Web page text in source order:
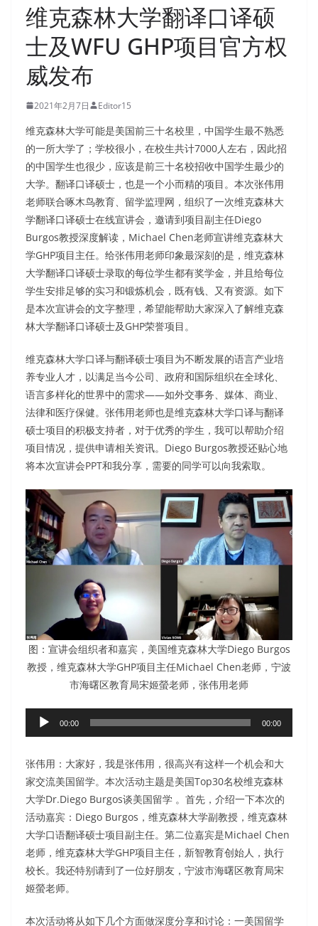
维克森林大学翻译口译硕
士及WFU GHP项目官方权
威发布
2021年2月7日 Editor15
维克森林大学可能是美国前三十名校里，中国学生最不熟悉
的一所大学了；学校很小，在校生共计7000人左右，因此招
的中国学生也很少，应该是前三十名校招收中国学生最少的
大学。翻译口译硕士，也是一个小而精的项目。本次张伟用
老师联合啄木鸟教育、留学监理网，组织了一次维克森林大
学翻译口译硕士在线宣讲会，邀请到项目副主任Diego
Burgos教授深度解读，Michael Chen老师宣讲维克森林大
学GHP项目主任。给张伟用老师印象最深刻的是，维克森林
大学翻译口译硕士录取的每位学生都有奖学金，并且给每位
学生安排足够的实习和锻炼机会，既有钱、又有资源。如下
是本次宣讲会的文字整理，希望能帮助大家深入了解维克森
林大学翻译口译硕士及GHP荣誉项目。
维克森林大学口译与翻译硕士项目为不断发展的语言产业培
养专业人才，以满足当今公司、政府和国际组织在全球化、
语言多样化的世界中的需求——如外交事务、媒体、商业、
法律和医疗保健。张伟用老师也是维克森林大学口译与翻译
硕士项目的积极支持者，对于优秀的学生，我可以帮助介绍
项目情况，提供申请相关资讯。Diego Burgos教授还贴心地
将本次宣讲会PPT和我分享，需要的同学可以向我索取。
图：宣讲会组织者和嘉宾，美国维克森林大学Diego Burgos
教授，维克森林大学GHP项目主任Michael Chen老师，宁波
市海曙区教育局宋姬螢老师，张伟用老师
频
放
器
00:00 00:00
张伟用：大家好，我是张伟用，很高兴有这样一个机会和大
家交流美国留学。本次活动主题是美国Top30名校维克森林
大学Dr.Diego Burgos谈美国留学 。首先，介绍一下本次的
活动嘉宾：Diego Burgos，维克森林大学副教授，维克森林
大学口语翻译硕士项目副主任。第二位嘉宾是Michael Chen
老师，维克森林大学GHP项目主任，新智教育创始人，执行
校长。我还特别请到了一位好朋友，宁波市海曙区教育局宋
姬螢老师。
本次活动将从如下几个方面做深度分享和讨论：一美国留学